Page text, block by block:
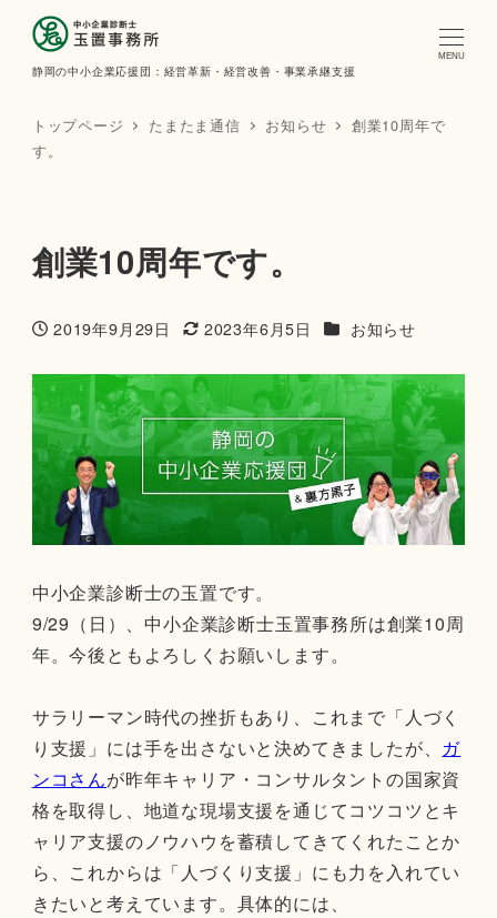
静岡の中小企業応援団：経営革新・経営改善・事業承継支援
MENU
トップページ たまたま通信 お知らせ
創業10周年で
す。
創業10周年です。
投稿日
2019年9月29日
更新日
2023年6月5日 カテゴリー
お知らせ
中小企業診断士の玉置です。
9/29（日）、中小企業診断士玉置事務所は創業10周
年。今後ともよろしくお願いします。
サラリーマン時代の挫折もあり、これまで「人づく
り支援」には手を出さないと決めてきましたが、 ガ
ンコさんが昨年キャリア・コンサルタントの国家資
格を取得し、地道な現場支援を通じてコツコツとキ
ャリア支援のノウハウを蓄積してきてくれたことか
ら、これからは「人づくり支援」にも力を入れてい
きたいと考えています。具体的には、